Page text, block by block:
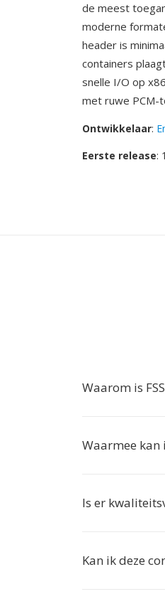
de meest
moderne
header is
containers
snelle I/O op
met ruwe PCM-
Ontwikkelaar:
Eerste release:
Waarom is
Waarmee kan
Is er
Kan ik deze